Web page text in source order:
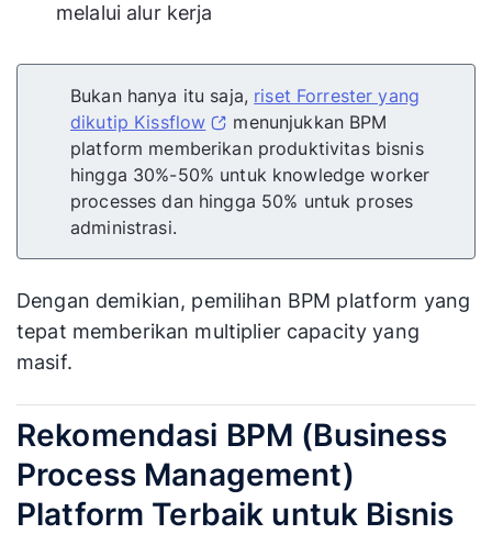
melalui alur kerja
Bukan hanya itu saja, riset Forrester yang
dikutip Kissflow
menunjukkan BPM
platform memberikan produktivitas bisnis
hingga 30%-50% untuk knowledge worker
processes dan hingga 50% untuk proses
administrasi.
Dengan demikian, pemilihan BPM platform yang
tepat memberikan multiplier capacity yang
masif.
Rekomendasi BPM (Business
Process Management)
Platform Terbaik untuk Bisnis